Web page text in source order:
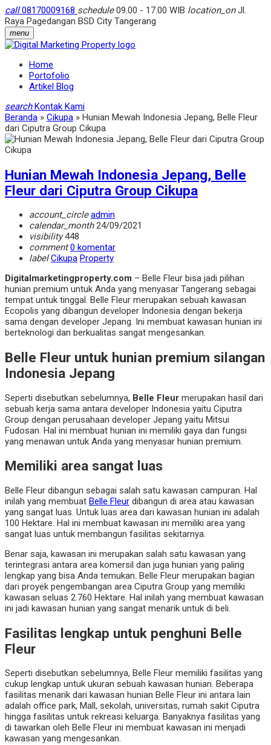
call08170009168 schedule09.00 - 17.00 WIB location_onJl.
Raya Pagedangan BSD City Tangerang
menu
Home
Portofolio
Artikel Blog
search Kontak Kami
Beranda » Cikupa » Hunian Mewah Indonesia Jepang, Belle Fleur
dari Ciputra Group Cikupa
Hunian Mewah Indonesia Jepang, Belle
Fleur dari Ciputra Group Cikupa
account_circle admin
calendar_month24/09/2021
visibility448
comment 0 komentar
label Cikupa Property
Digitalmarketingproperty.com – Belle Fleur bisa jadi pilihan
hunian premium untuk Anda yang menyasar Tangerang sebagai
tempat untuk tinggal. Belle Fleur merupakan sebuah kawasan
Ecopolis yang dibangun developer Indonesia dengan bekerja
sama dengan developer Jepang. Ini membuat kawasan hunian ini
berteknologi dan berkualitas sangat mengesankan.
Belle Fleur untuk hunian premium silangan
Indonesia Jepang
Seperti disebutkan sebelumnya, Belle Fleur merupakan hasil dari
sebuah kerja sama antara developer Indonesia yaitu Ciputra
Group dengan perusahaan developer Jepang yaitu Mitsui
Fudosan. Hal ini membuat hunian ini memiliki gaya dan fungsi
yang menawan untuk Anda yang menyasar hunian premium.
Memiliki area sangat luas
Belle Fleur dibangun sebagai salah satu kawasan campuran. Hal
inilah yang membuat Belle Fleur dibangun di area atau kawasan
yang sangat luas. Untuk luas area dari kawasan hunian ini adalah
100 Hektare. Hal ini membuat kawasan ini memiliki area yang
sangat luas untuk membangun fasilitas sekitarnya.
Benar saja, kawasan ini merupakan salah satu kawasan yang
terintegrasi antara area komersil dan juga hunian yang paling
lengkap yang bisa Anda temukan. Belle Fleur merupakan bagian
dari proyek pengembangan area Ciputra Group yang memiliki
kawasan seluas 2.760 Hektare. Hal inilah yang membuat kawasan
ini jadi kawasan hunian yang sangat menarik untuk di beli.
Fasilitas lengkap untuk penghuni Belle
Fleur
Seperti disebutkan sebelumnya, Belle Fleur memiliki fasilitas yang
cukup lengkap untuk ukuran sebuah kawasan hunian. Beberapa
fasilitas menarik dari kawasan hunian Belle Fleur ini antara lain
adalah office park, Mall, sekolah, universitas, rumah sakit Ciputra
hingga fasilitas untuk rekreasi keluarga. Banyaknya fasilitas yang
di tawarkan oleh Belle Fleur ini membuat kawasan ini menjadi
kawasan yang mengesankan.